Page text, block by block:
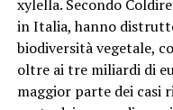
xylella. Secondo
in Italia, hanno
biodiversità vegetale,
oltre ai tre miliardi di
maggior parte dei